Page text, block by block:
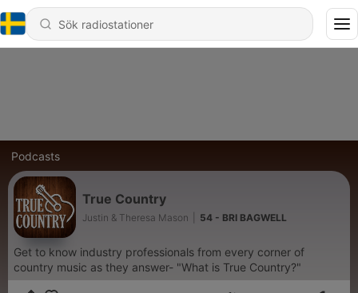
Podcasts
True Country
Justin & Theresa Mason 54 - BRI BAGWELL
Get to know industry professionals from every corner of
country music as they answer- "What is True Country?"